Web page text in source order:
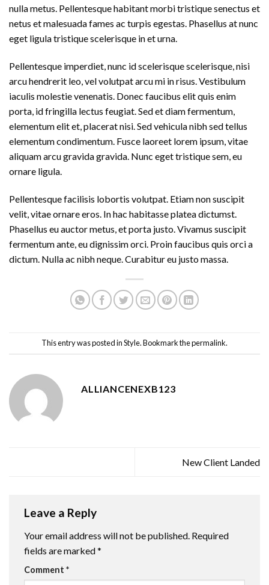
nulla metus. Pellentesque habitant morbi tristique senectus et
netus et malesuada fames ac turpis egestas. Phasellus at nunc
eget ligula tristique scelerisque in et urna.
Pellentesque imperdiet, nunc id scelerisque scelerisque, nisi
arcu hendrerit leo, vel volutpat arcu mi in risus. Vestibulum
iaculis molestie venenatis. Donec faucibus elit quis enim
porta, id fringilla lectus feugiat. Sed et diam fermentum,
elementum elit et, placerat nisi. Sed vehicula nibh sed tellus
elementum condimentum. Fusce laoreet lorem ipsum, vitae
aliquam arcu gravida gravida. Nunc eget tristique sem, eu
ornare ligula.
Pellentesque facilisis lobortis volutpat. Etiam non suscipit
velit, vitae ornare eros. In hac habitasse platea dictumst.
Phasellus eu auctor metus, et porta justo. Vivamus suscipit
fermentum ante, eu dignissim orci. Proin faucibus quis orci a
dictum. Nulla ac nibh neque. Curabitur eu justo massa.
This entry was posted inStyle. Bookmark thepermalink.
ALLIANCENEXB123
New Client Landed
Leave a Reply
Your email address will not be published. Required
fields are marked*
Comment *